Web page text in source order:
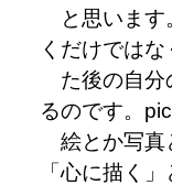
と思います
くだけでは
た後の自分
るのです。
絵とか写真
「心に描く